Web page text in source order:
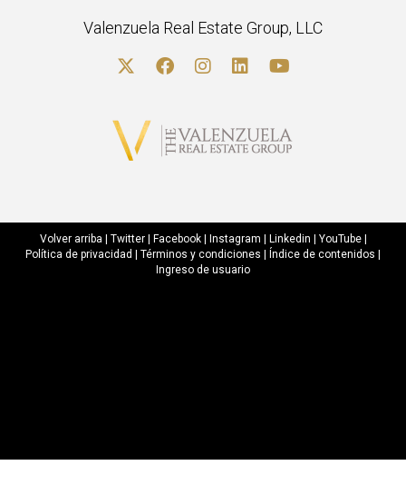
Valenzuela Real Estate Group, LLC
Volver arriba Twitter| Facebook| Instagram Linkedin YouTube|
Política de privacidad
Términos y condiciones Índice de contenidos
Ingreso de usuario